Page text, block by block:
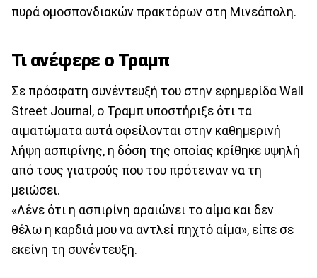
πυρά ομοσπονδιακών πρακτόρων στη Μινεάπολη.
Τι ανέφερε ο Τραμπ
Σε πρόσφατη συνέντευξή του στην εφημερίδα Wall
Street Journal, ο Τραμπ υποστήριξε ότι τα
αιματώματα αυτά οφείλονται στην καθημερινή
λήψη ασπιρίνης, η δόση της οποίας κρίθηκε υψηλή
από τους γιατρούς που του πρότειναν να τη
μειώσει.
«Λένε ότι η ασπιρίνη αραιώνει το αίμα και δεν
θέλω η καρδιά μου να αντλεί πηχτό αίμα», είπε σε
εκείνη τη συνέντευξη.